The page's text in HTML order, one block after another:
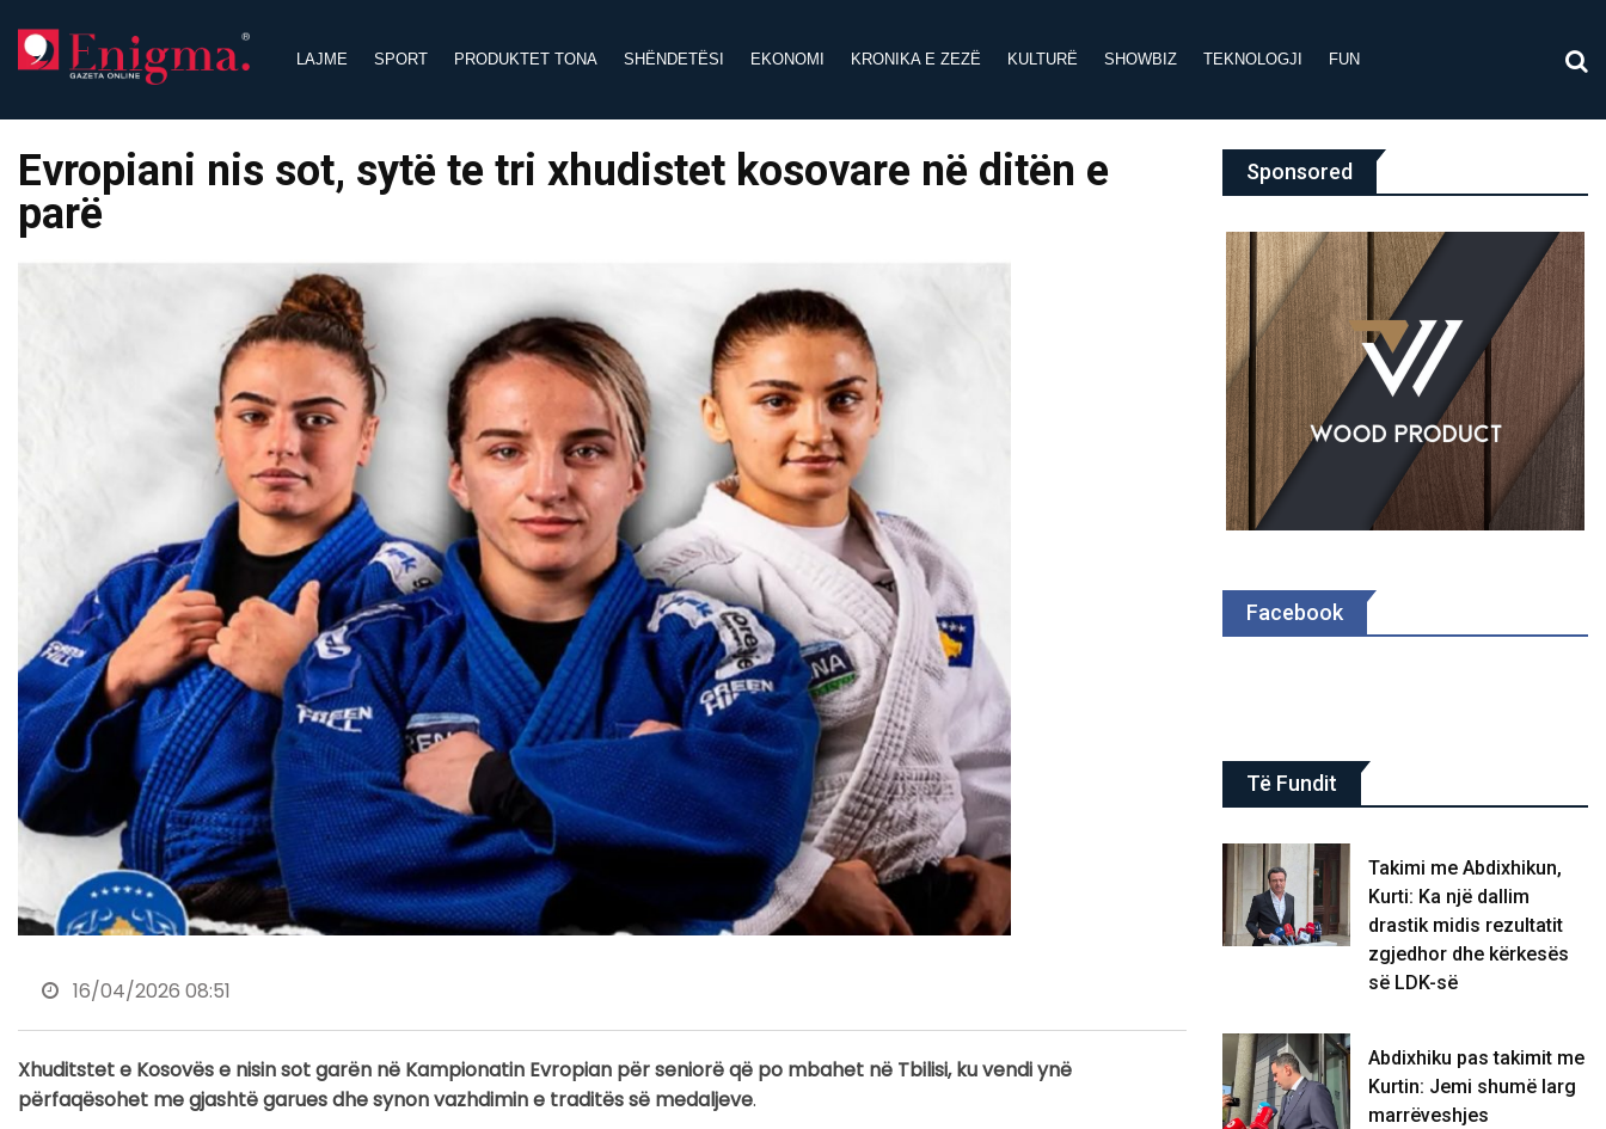
content
LAJME SPORT PRODUKTET TONA SHËNDETËSI EKONOMI KRONIKA E ZEZË KULTURË SHOWBIZ TEKNOLOGJI FUN
Evropiani nis sot, sytë te tri xhudistet kosovare në ditën e
parë
16/04/2026 08:51
Xhuditstet e Kosovës e nisin sot garën në Kampionatin Evropian për seniorë që po mbahet në Tbilisi, ku vendi ynë
përfaqësohet me gjashtë garues dhe synon vazhdimin e traditës së medaljeve.
Sponsored
Facebook
Të Fundit
Takimi me Abdixhikun,
Kurti: Ka një dallim
drastik midis rezultatit
zgjedhor dhe kërkesës
së LDK-së
Abdixhiku pas takimit me
Kurtin: Jemi shumë larg
marrëveshjes